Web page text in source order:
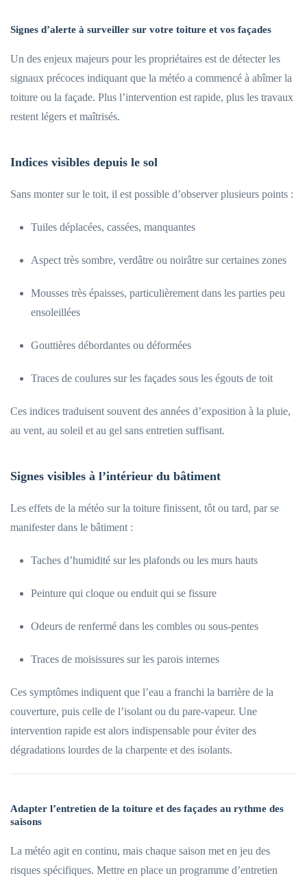
Signes d’alerte à surveiller sur votre toiture et vos façades
Un des enjeux majeurs pour les propriétaires est de détecter les
signaux précoces indiquant que la météo a commencé à abîmer la
toiture ou la façade. Plus l’intervention est rapide, plus les travaux
restent légers et maîtrisés.
Indices visibles depuis le sol
Sans monter sur le toit, il est possible d’observer plusieurs points :
Tuiles déplacées, cassées, manquantes
Aspect très sombre, verdâtre ou noirâtre sur certaines zones
Mousses très épaisses, particulièrement dans les parties peu
ensoleillées
Gouttières débordantes ou déformées
Traces de coulures sur les façades sous les égouts de toit
Ces indices traduisent souvent des années d’exposition à la pluie,
au vent, au soleil et au gel sans entretien suffisant.
Signes visibles à l’intérieur du bâtiment
Les effets de la météo sur la toiture finissent, tôt ou tard, par se
manifester dans le bâtiment :
Taches d’humidité sur les plafonds ou les murs hauts
Peinture qui cloque ou enduit qui se fissure
Odeurs de renfermé dans les combles ou sous-pentes
Traces de moisissures sur les parois internes
Ces symptômes indiquent que l’eau a franchi la barrière de la
couverture, puis celle de l’isolant ou du pare-vapeur. Une
intervention rapide est alors indispensable pour éviter des
dégradations lourdes de la charpente et des isolants.
Adapter l’entretien de la toiture et des façades au rythme des
saisons
La météo agit en continu, mais chaque saison met en jeu des
risques spécifiques. Mettre en place un programme d’entretien